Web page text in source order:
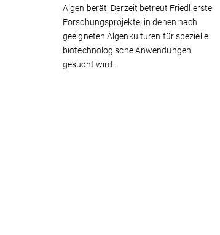
Algen berät. Derzeit betreut Friedl erste
Forschungsprojekte, in denen nach
geeigneten Algenkulturen für spezielle
biotechnologische Anwendungen
gesucht wird.